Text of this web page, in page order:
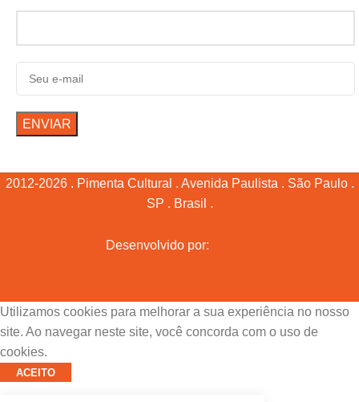
2012-2026 . Pimenta Cultural . Avenida Paulista . São Paulo .
SP . Brasil .
Desenvolvido por:
Utilizamos cookies para melhorar a sua experiência no nosso
site. Ao navegar neste site, você concorda com o uso de
cookies.
ACEITO